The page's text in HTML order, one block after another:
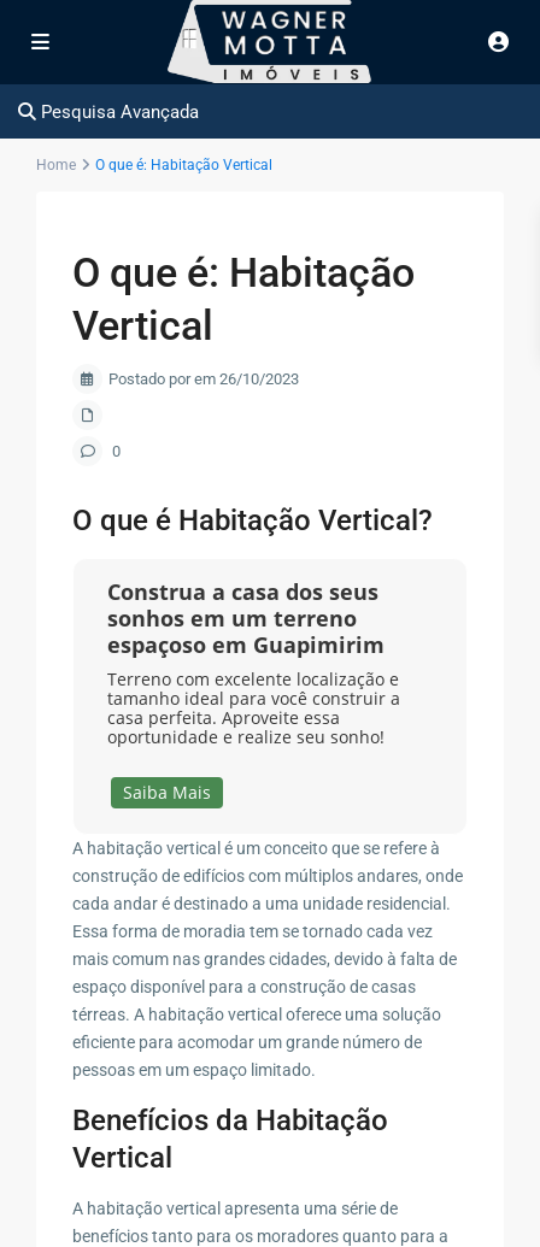
Pesquisa Avançada
Home O que é: Habitação Vertical
O que é: Habitação
Vertical
Postado por em 26/10/2023
0
O que é Habitação Vertical?
Construa a casa dos seus
sonhos em um terreno
espaçoso em Guapimirim
Terreno com excelente localização e
tamanho ideal para você construir a
casa perfeita. Aproveite essa
oportunidade e realize seu sonho!
Saiba Mais
A habitação vertical é um conceito que se refere à
construção de edifícios com múltiplos andares, onde
cada andar é destinado a uma unidade residencial.
Essa forma de moradia tem se tornado cada vez
mais comum nas grandes cidades, devido à falta de
espaço disponível para a construção de casas
térreas. A habitação vertical oferece uma solução
eficiente para acomodar um grande número de
pessoas em um espaço limitado.
Benefícios da Habitação
Vertical
A habitação vertical apresenta uma série de
benefícios tanto para os moradores quanto para a